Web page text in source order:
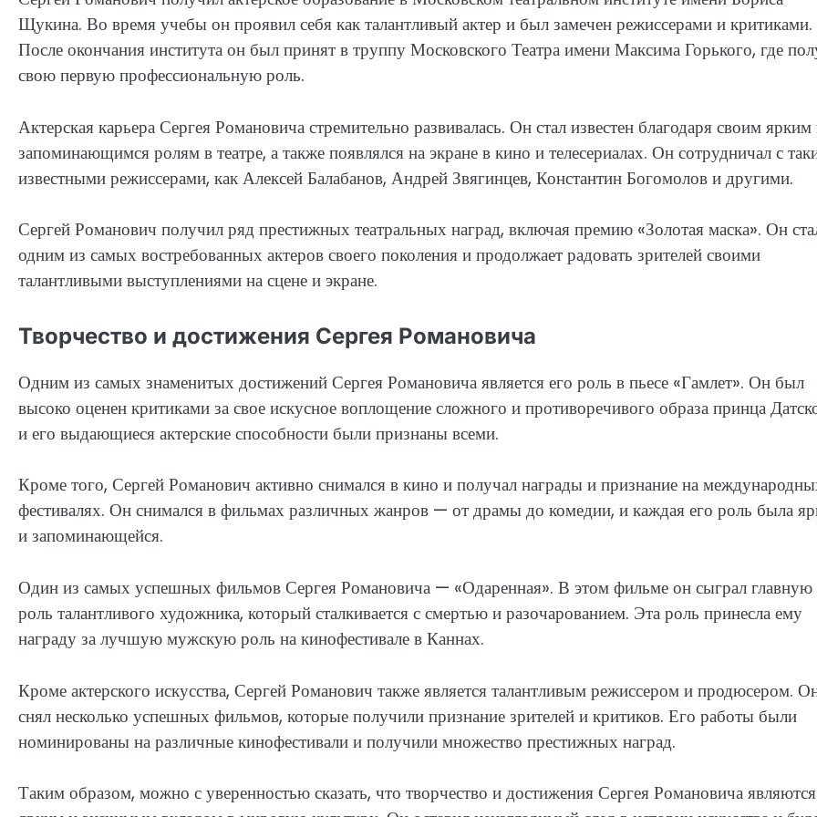
Щукина. Во время учебы он проявил себя как талантливый актер и был замечен режиссерами и критиками.
После окончания института он был принят в труппу Московского Театра имени Максима Горького, где
свою первую профессиональную роль.
Актерская карьера Сергея Романовича стремительно развивалась. Он стал известен благодаря своим ярким
запоминающимся ролям в театре, а также появлялся на экране в кино и телесериалах. Он сотрудничал с
известными режиссерами, как Алексей Балабанов, Андрей Звягинцев, Константин Богомолов и другими.
Сергей Романович получил ряд престижных театральных наград, включая премию «Золотая маска». Он
одним из самых востребованных актеров своего поколения и продолжает радовать зрителей своими
талантливыми выступлениями на сцене и экране.
Творчество и достижения Сергея Романовича
Одним из самых знаменитых достижений Сергея Романовича является его роль в пьесе «Гамлет». Он был
высоко оценен критиками за свое искусное воплощение сложного и противоречивого образа принца
и его выдающиеся актерские способности были признаны всеми.
Кроме того, Сергей Романович активно снимался в кино и получал награды и признание на
фестивалях. Он снимался в фильмах различных жанров — от драмы до комедии, и каждая его роль была
и запоминающейся.
Один из самых успешных фильмов Сергея Романовича — «Одаренная». В этом фильме он сыграл главную
роль талантливого художника, который сталкивается с смертью и разочарованием. Эта роль принесла ему
награду за лучшую мужскую роль на кинофестивале в Каннах.
Кроме актерского искусства, Сергей Романович также является талантливым режиссером и продюсером.
снял несколько успешных фильмов, которые получили признание зрителей и критиков. Его работы были
номинированы на различные кинофестивали и получили множество престижных наград.
Таким образом, можно с уверенностью сказать, что творчество и достижения Сергея Романовича являются